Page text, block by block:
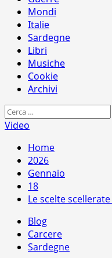
Mondi
Italie
Sardegne
Libri
Musiche
Cookie
Archivi
Ricerca
per:
Video
Home
2026
Gennaio
18
Le scelte
Blog
Carcere
Sardegne